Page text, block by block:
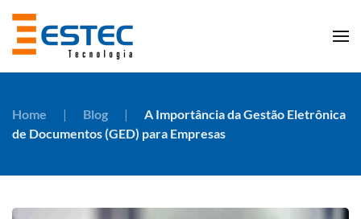
Skip to main content
Home Blog
A Importância da Gestão Eletrônica
de Documentos (GED) para Empresas